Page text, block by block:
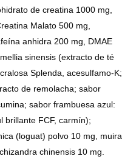
de creatina 1000 mg,
Malato 500 mg,
anhidra 200 mg, DMAE
sinensis (extracto de té
Splenda, acesulfamo-K;
de remolacha; sabor
sabor frambuesa azul:
brillante FCF, carmín);
(loguat) polvo 10 mg, muira
chinensis 10 mg.